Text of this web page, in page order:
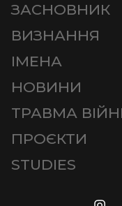
ЗАСНОВНИК
ВИЗНАННЯ
ІМЕНА
НОВИНИ
ТРАВМА
ПРОЄКТИ
STUDIES